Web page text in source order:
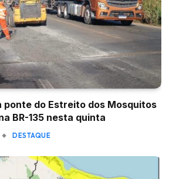
ponte do Estreito dos Mosquitos
BR-135 nesta quinta
DESTAQUE